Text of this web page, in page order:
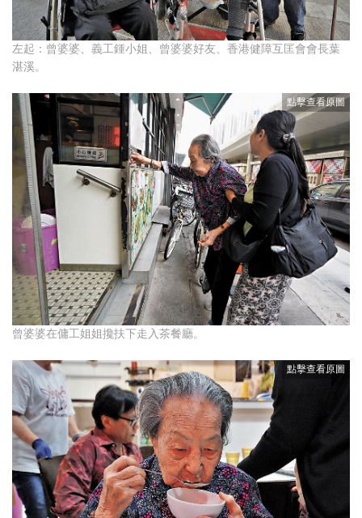
左起：曾婆婆、義工鍾小姐、曾婆婆好友、香港健障互匡會會長葉
湛溪。
曾婆婆在傭工姐姐攙扶下走入茶餐廳。